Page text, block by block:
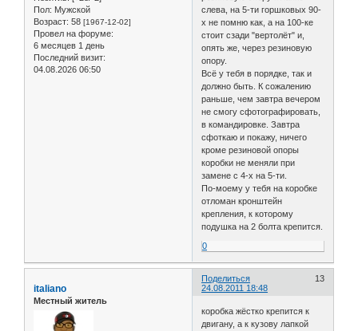
Пол: Мужской
Возраст: 58 [1967-12-02]
Провел на форуме:
6 месяцев 1 день
Последний визит:
04.08.2026 06:50
слева, на 5-ти горшковых 90-
х не помню как, а на 100-ке
стоит сзади "вертолёт" и,
опять же, через резиновую
опору.
Всё у тебя в порядке, так и
должно быть. К сожалению
раньше, чем завтра вечером
не смогу сфотографировать,
в командировке. Завтра
сфоткаю и покажу, ничего
кроме резиновой опоры
коробки не меняли при
замене с 4-х на 5-ти.
По-моему у тебя на коробке
отломан кронштейн
крепления, к которому
подушка на 2 болта крепится.
0
Поделиться
13
24.08.2011 18:48
italiano
Местный житель
коробка жёстко крепится к
двигану, а к кузову лапкой